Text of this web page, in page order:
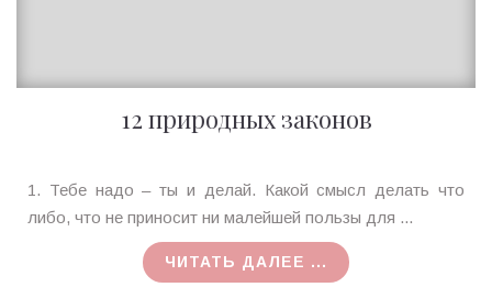
12 природных законов
Ирина
MagicTantra
1. Тебе надо – ты и делай. Какой смысл делать что
либо, что не приносит ни малейшей пользы для ...
ЧИТАТЬ ДАЛЕЕ ...